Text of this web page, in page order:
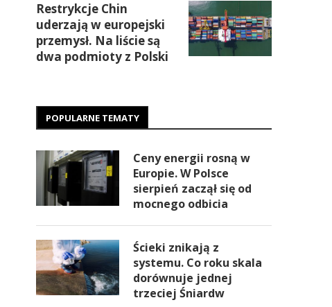
Restrykcje Chin
uderzają w europejski
przemysł. Na liście są
dwa podmioty z Polski
POPULARNE TEMATY
Ceny energii rosną w
Europie. W Polsce
sierpień zaczął się od
mocnego odbicia
Ścieki znikają z
systemu. Co roku skala
dorównuje jednej
trzeciej Śniardw